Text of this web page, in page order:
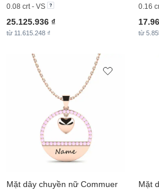
0.08 crt - VS
25.125.936 ₫
từ 11.615.248 ₫
0.16
từ
Mặt dây chuyền nữ Commuer Mặt